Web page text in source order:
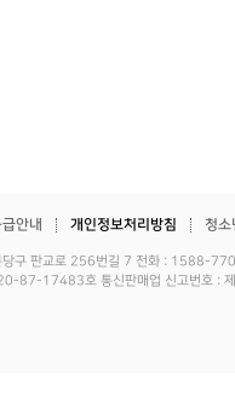
안내 개인정보처리방침 청소
분당구 판교로 256번길 7 전화 :
87-17483호 통신판매업 신고번호 :